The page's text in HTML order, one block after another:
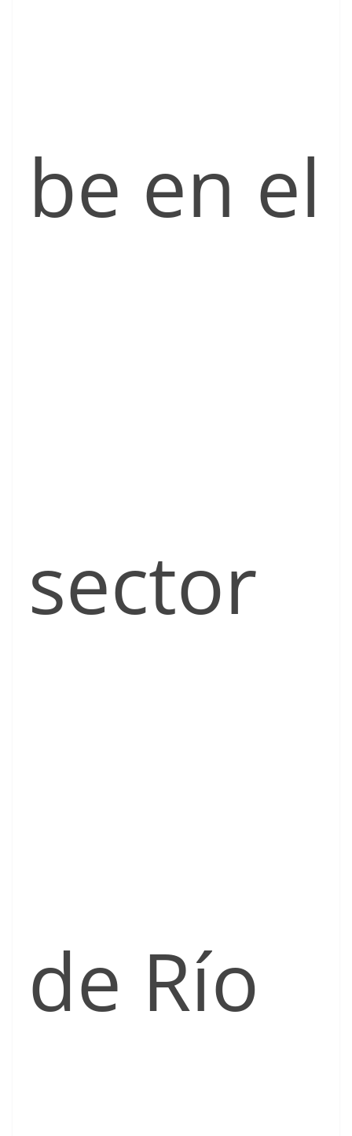
be en el
sector
de Río